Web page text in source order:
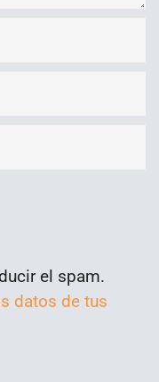
el spam.
datos de tus